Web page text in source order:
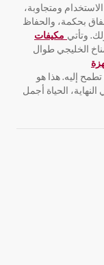
ومتجاوبة،
بحكمة، والحفاظ
وتأتي مكيفات
الخليجي طوال
إليه. هذا هو
الحياة أجمل